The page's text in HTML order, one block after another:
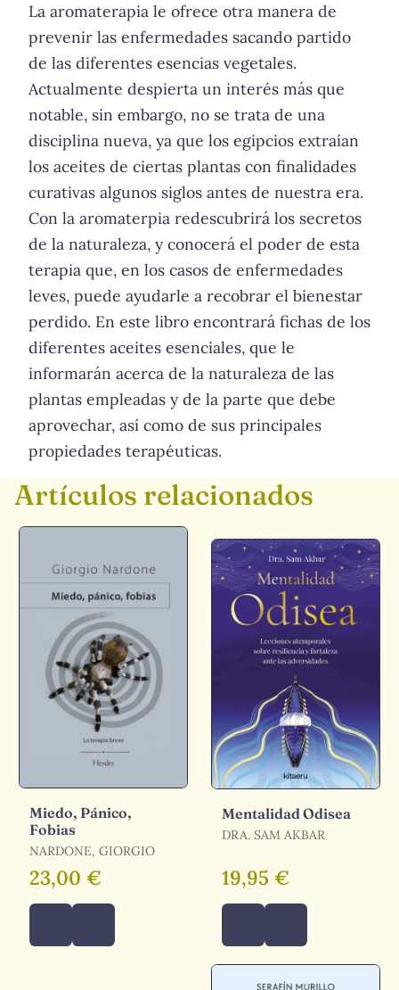
La aromaterapia le ofrece otra manera de
prevenir las enfermedades sacando partido
de las diferentes esencias vegetales.
Actualmente despierta un interés más que
notable, sin embargo, no se trata de una
disciplina nueva, ya que los egipcios extraían
los aceites de ciertas plantas con finalidades
curativas algunos siglos antes de nuestra era.
Con la aromaterpia redescubrirá los secretos
de la naturaleza, y conocerá el poder de esta
terapia que, en los casos de enfermedades
leves, puede ayudarle a recobrar el bienestar
perdido. En este libro encontrará fichas de los
diferentes aceites esenciales, que le
informarán acerca de la naturaleza de las
plantas empleadas y de la parte que debe
aprovechar, así como de sus principales
propiedades terapéuticas.
Artículos relacionados
Miedo, Pánico,
Fobias
NARDONE, GIORGIO
23,00 €
Mentalidad Odisea
DRA. SAM AKBAR
19,95 €